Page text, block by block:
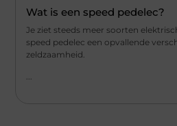
Wat is een speed pedelec?
Je ziet steeds meer soorten
speed pedelec een opvallende
zeldzaamheid.
...